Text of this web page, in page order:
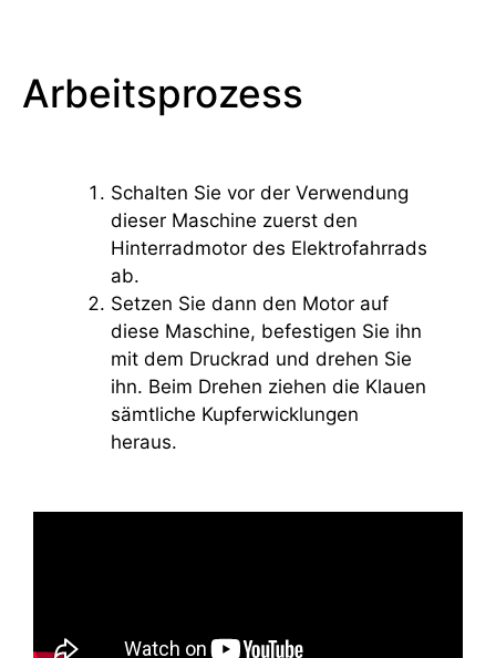
Arbeitsprozess
Schalten Sie vor der Verwendung
dieser Maschine zuerst den
Hinterradmotor des Elektrofahrrads
ab.
Setzen Sie dann den Motor auf
diese Maschine, befestigen Sie ihn
mit dem Druckrad und drehen Sie
ihn. Beim Drehen ziehen die Klauen
sämtliche Kupferwicklungen
heraus.